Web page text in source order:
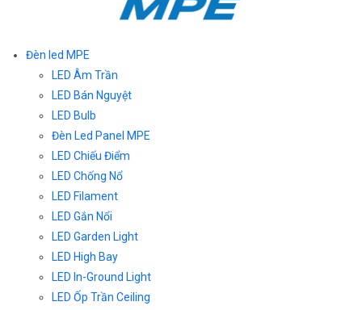
Đèn led MPE
LED Âm Trần
LED Bán Nguyệt
LED Bulb
Đèn Led Panel MPE
LED Chiếu Điểm
LED Chống Nổ
LED Filament
LED Gắn Nổi
LED Garden Light
LED High Bay
LED In-Ground Light
LED Ốp Trần Ceiling